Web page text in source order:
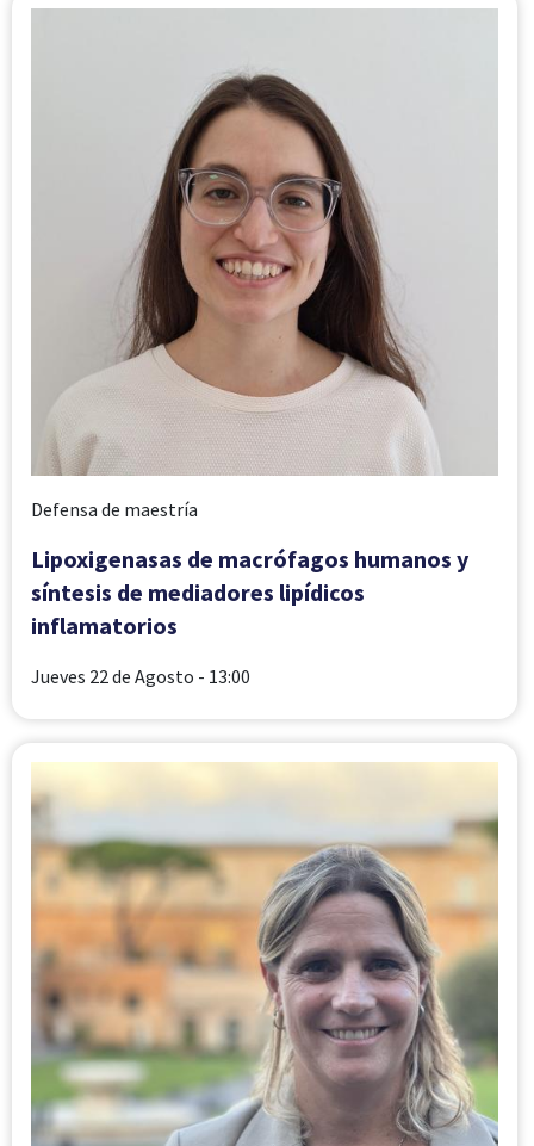
Defensa de maestría
Lipoxigenasas de macrófagos humanos y
síntesis de mediadores lipídicos
inflamatorios
Jueves 22 de Agosto - 13:00